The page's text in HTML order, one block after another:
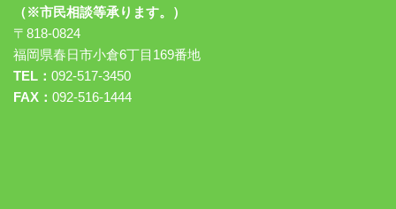
（※市民相談等承ります。）
〒818-0824
福岡県春日市小倉6丁目169番地
TEL： 092-517-3450
FAX： 092-516-1444